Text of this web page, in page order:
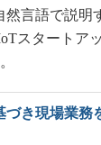
言語で説明
スタートア
き現場業務